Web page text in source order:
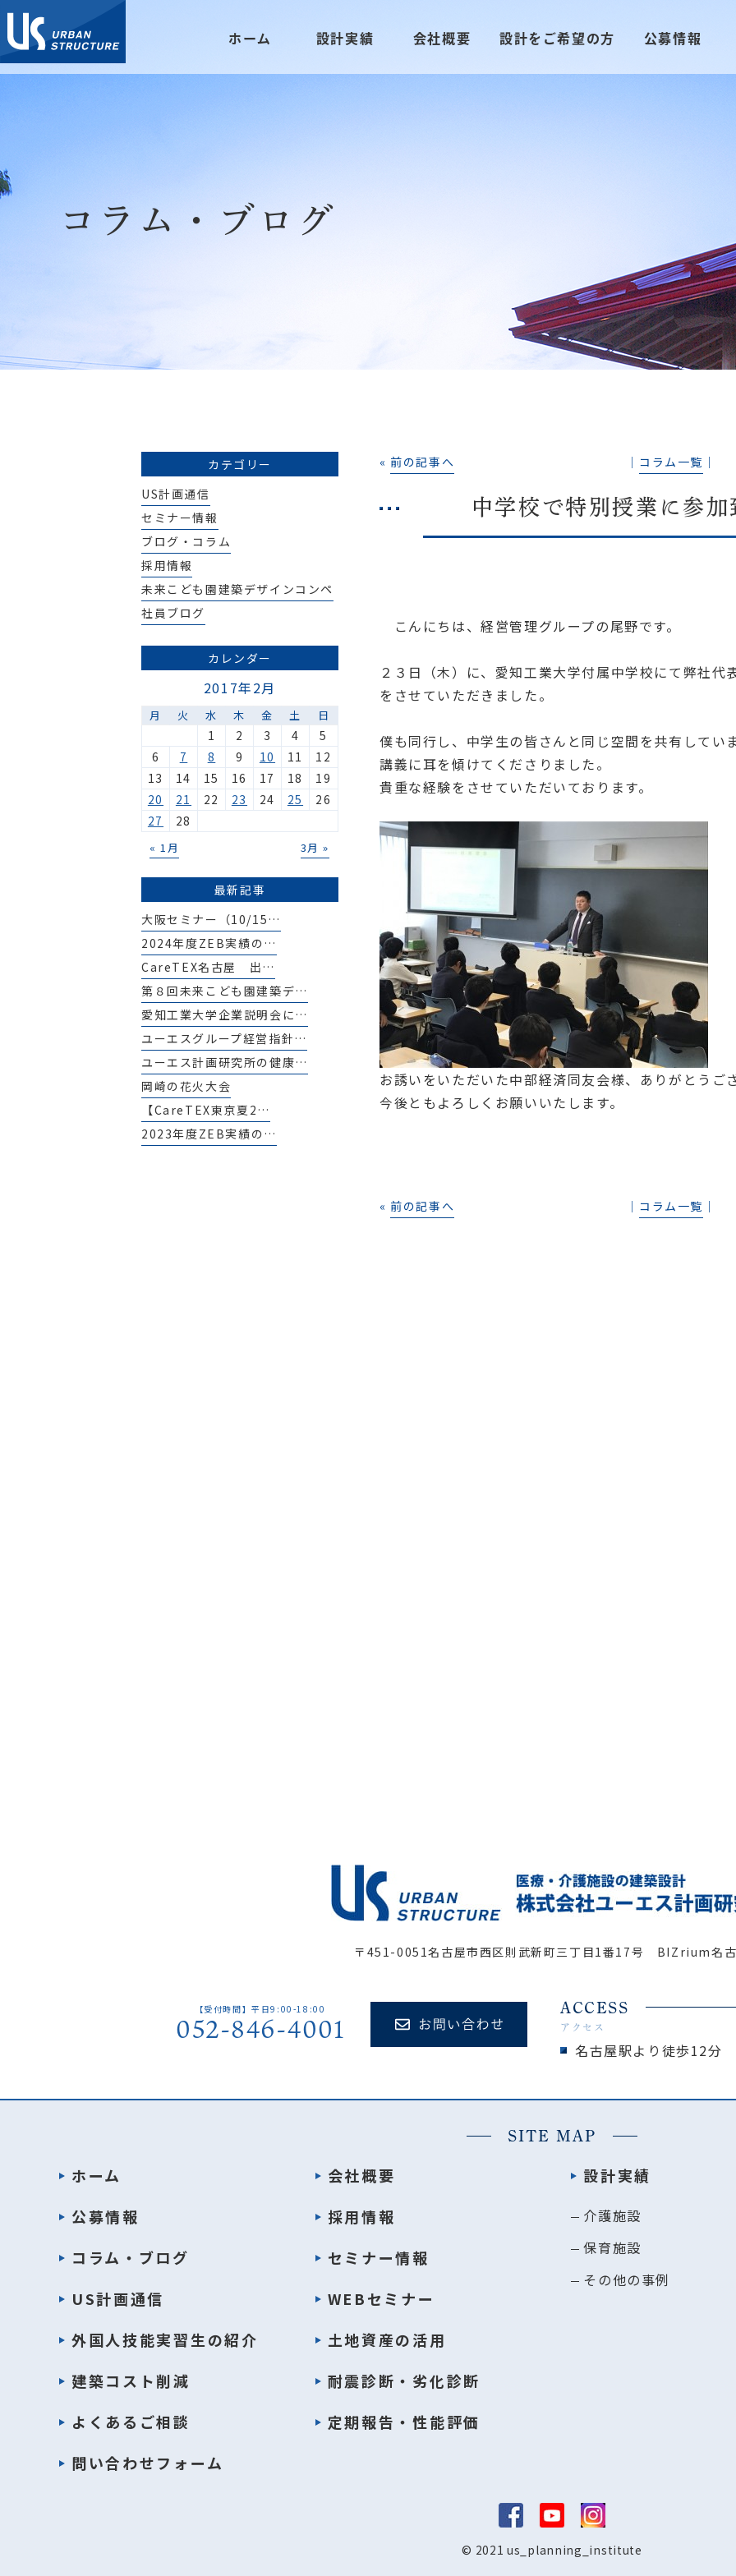
ホーム 設計実績 会社概要 設計をご希望の方 公募情報
コラム・ブログ
« 前の記事へ │ コラム一覧 │
中学校で特別授業に参加
こんにちは、経営管理グループの尾野です。
２３日（木）に、愛知工業大学付属中学校にて弊社代
をさせていただきました。
僕も同行し、中学生の皆さんと同じ空間を共有してい
講義に耳を傾けてくださりました。
貴重な経験をさせていただいております。
お誘いをいただいた中部経済同友会様、ありがとうご
今後ともよろしくお願いいたします。
« 前の記事へ │ コラム一覧 │
カテゴリー
US計画通信
セミナー情報
ブログ・コラム
採用情報
未来こども園建築デザインコンペ
社員ブログ
カレンダー
2017年2月
月 火 水 木 金 土 日
« 1月 3月 »
1 2 3 4
5
6
7 8 9 10 11
12
13
14 15 16 17 18
19
20
21 22 23 24 25
26
27
28
最新記事
大阪セミナー（10/15…
2024年度ZEB実績の…
CareTEX名古屋 出…
第８回未来こども園建築デ…
愛知工業大学企業説明会に…
ユーエスグループ経営指針…
ユーエス計画研究所の健康…
岡崎の花火大会
【CareTEX東京夏2…
2023年度ZEB実績の…
〒451-0051名古屋市西区則武新町三丁目1番17号 BIZrium名
【受付時間】平日9:00-18:00
052-846-4001
ACCESS
アクセス
名古屋駅より徒歩12分
SITE MAP
ホーム
公募情報
コラム・ブログ
US計画通信
外国人技能実習生の紹介
建築コスト削減
よくあるご相談
問い合わせフォーム
会社概要
採用情報
セミナー情報
WEBセミナー
土地資産の活用
耐震診断・劣化診断
定期報告・性能評価
設計実績
介護施設
保育施設
その他の事例
© 2021 us_planning_institute